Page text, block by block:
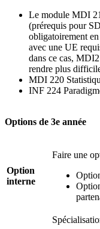
Le module MDI
(prérequis pour
obligatoirement
avec une UE
dans ce cas,
rendre plus
MDI 220
INF 224
Options de 3e année
Option
interne
Faire une